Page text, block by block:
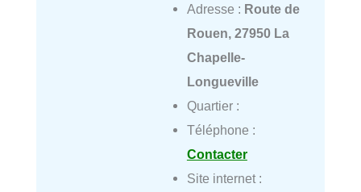
Adresse : Route de
Rouen, 27950 La
Chapelle-
Longueville
Quartier :
Téléphone :
Contacter
Site internet :